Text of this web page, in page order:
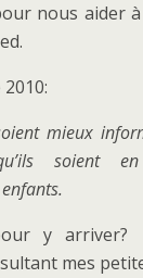
nous aider
mieux
soient
y arriver?
mes